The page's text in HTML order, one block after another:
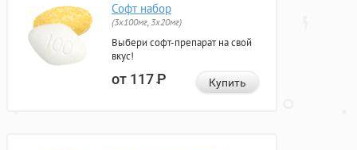
Софт набор
(3x100мг, 3x20мг)
Выбери софт-препарат на свой
вкус!
от 117Р Купить